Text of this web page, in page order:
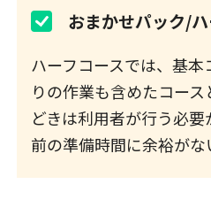
おまかせパック/
ハーフコースでは、基
りの作業も含めたコー
どきは利用者が行う必
前の準備時間に余裕がな